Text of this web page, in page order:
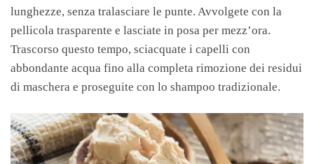
lunghezze, senza tralasciare le punte. Avvolgete con la
pellicola trasparente e lasciate in posa per mezz’ora.
Trascorso questo tempo, sciacquate i capelli con
abbondante acqua fino alla completa rimozione dei residui
di maschera e proseguite con lo shampoo tradizionale.